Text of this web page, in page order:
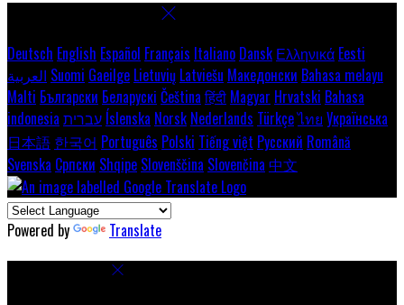
Deutsch English Español Français Italiano Dansk Ελληνικά Eesti
العربية Suomi Gaeilge Lietuvių Latviešu Македонски Bahasa melayu
Malti Български Беларускі Čeština हिंदी Magyar Hrvatski Bahasa
indonesia עברית Íslenska Norsk Nederlands Türkçeไทย Українська
日本語 한국어 Português Polski Tiếng việt Русский Română
Svenska Српски Shqipe Slovenščina Slovenčina 中文
Powered by Translate